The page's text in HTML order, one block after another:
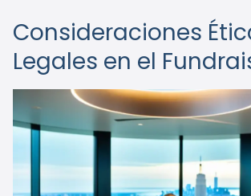
Consideraciones
Legales en el